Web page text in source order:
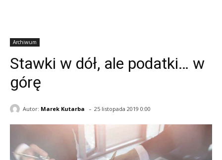
Archiwum
Stawki w dół, ale podatki… w
górę
Autor: Marek Kutarba - 25 listopada 2019 0:00